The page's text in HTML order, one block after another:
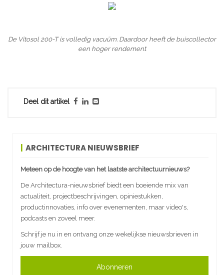
De Vitosol 200-T is volledig vacuüm. Daardoor heeft de buiscollector
een hoger rendement
Deel dit artikel
ARCHITECTURA NIEUWSBRIEF
Meteen op de hoogte van het laatste architectuurnieuws?
De Architectura-nieuwsbrief biedt een boeiende mix van
actualiteit, projectbeschrijvingen, opiniestukken,
productinnovaties, info over evenementen, maar video's,
podcasts en zoveel meer.
Schrijf je nu in en ontvang onze wekelijkse nieuwsbrieven in
jouw mailbox.
Abonneren